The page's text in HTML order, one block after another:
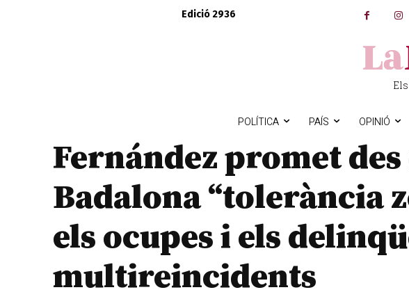
Edició 2936
POLÍTICA PAÍS OPINIÓ
Fernández promet des
Badalona “tolerància
els ocupes i els
multireincidents